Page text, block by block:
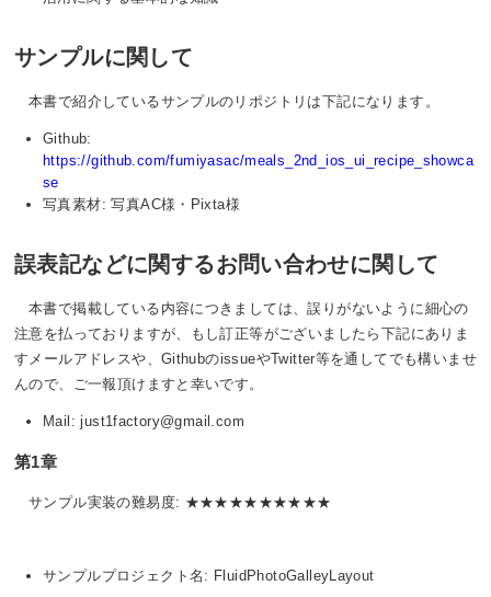
サンプルに関して
本書で紹介しているサンプルのリポジトリは下記になります。
Github:
https://github.com/fumiyasac/meals_2nd_ios_ui_recipe_showca
se
写真素材: 写真AC様・Pixta様
誤表記などに関するお問い合わせに関して
本書で掲載している内容につきましては、誤りがないように細心の
注意を払っておりますが、もし訂正等がございましたら下記にありま
すメールアドレスや、GithubのissueやTwitter等を通してでも構いませ
んので、ご一報頂けますと幸いです。
Mail: just1factory@gmail.com
第1章
サンプル実装の難易度: ★★★★★★★★★★
サンプルプロジェクト名: FluidPhotoGalleyLayout